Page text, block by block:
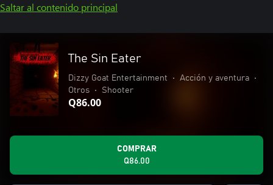
Saltar al contenido principal
The Sin Eater
Dizzy Goat Entertainment • Acción y aventura
•
Otros
• Shooter
Q86.00
COMPRAR
Q86.00